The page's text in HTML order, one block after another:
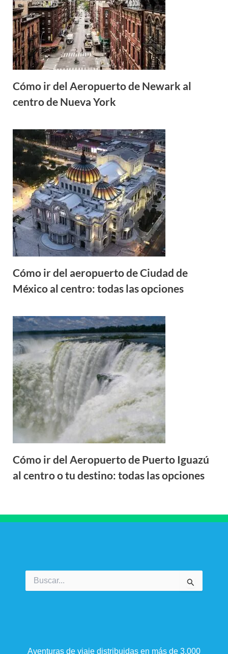
Cómo ir del Aeropuerto de Newark al
centro de Nueva York
Cómo ir del aeropuerto de Ciudad de
México al centro: todas las opciones
Cómo ir del Aeropuerto de Puerto Iguazú
al centro o tu destino: todas las opciones
por:
Aventuras de viaje distribuidas en más de 3.000